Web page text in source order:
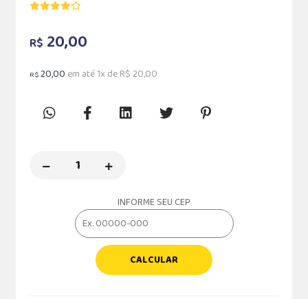
R$ 20,00
R$20,00 em até 1x de R$ 20,00
INFORME SEU CEP
CALCULAR